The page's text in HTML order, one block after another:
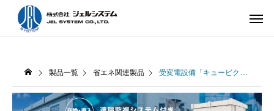
製品一覧 省エネ関連製品 受変電設備「キュービクル」